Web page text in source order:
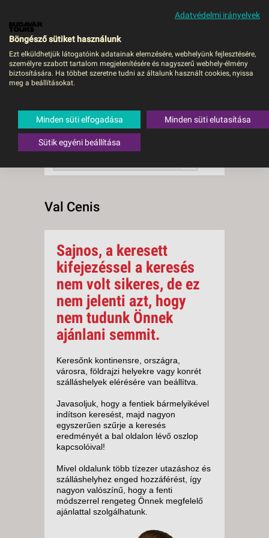
MENÜ
Val Cenis
megfelelő utazásttaláltunk.
A keresővel tovább szűkítheti a
találati listát!
RENDEZÉS:
Val Cenis
Sajnos, a keresett
kifejezéssel a keresés
nem volt sikeres, de ez
nem jelenti azt, hogy
nem tudunk Önnek
ajánlani semmit.
Keresőnk kontinensre, országra,
városra, földrajzi helyekre vagy konrét
szálláshelyek elérésére van beállítva.
Javasoljuk, hogy a fentiek bármelyikével
indítson keresést, majd nagyon
egyszerűen szűrje a keresés
eredményét a bal oldalon lévő oszlop
kapcsolóival!
Mivel oldalunk több tízezer utazáshoz és
szálláshelyhez enged hozzáférést, így
nagyon valószínű, hogy a fenti
módszerrel rengeteg Önnek megfelelő
ajánlattal szolgálhatunk.
Adatvédelmi irányelvek
Böngésző sütiket használunk
Ezt elküldhetjük látogatóink adatainak elemzésére, webhelyünk fejlesztésére,
személyre szabott tartalom megjelenítésére és nagyszerű webhely-élmény
biztosítására. Ha többet szeretne tudni az általunk használt cookies, nyissa
meg a beállításokat.
Minden süti elfogadása Minden süti elutasítása
Sütik egyéni beállítása